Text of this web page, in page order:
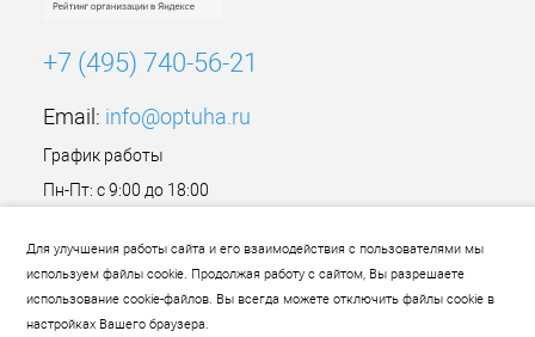
Для улучшения работы сайта и его взаимодействия с пользователями мы
используем файлы cookie. Продолжая работу с сайтом, Вы разрешаете
использование cookie-файлов. Вы всегда можете отключить файлы cookie в
настройках Вашего браузера.
+7 (495) 740-56-21
Email: info@optuha.ru
График работы
Пн-Пт: с 9:00 до 18:00